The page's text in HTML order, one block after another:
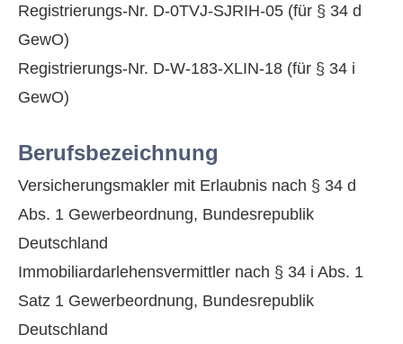
Registrierungs-Nr. D-0TVJ-SJRIH-05 (für § 34 d
GewO)
Registrierungs-Nr. D-W-183-XLIN-18 (für § 34 i
GewO)
Berufsbezeichnung
Ver­sicherungs­makler mit Erlaubnis nach § 34 d
Abs. 1 Gewerbeordnung, Bundesrepublik
Deutschland
Immobiliardarlehensvermittler nach § 34 i Abs. 1
Satz 1 Gewerbeordnung, Bundesrepublik
Deutschland